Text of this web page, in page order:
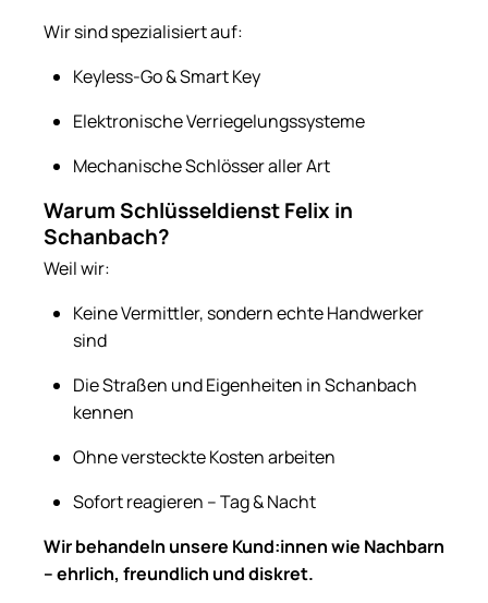
Wir sind spezialisiert auf:
Keyless-Go & Smart Key
Elektronische Verriegelungssysteme
Mechanische Schlösser aller Art
Warum Schlüsseldienst Felix in
Schanbach?
Weil wir:
Keine Vermittler, sondern echte Handwerker
sind
Die Straßen und Eigenheiten in Schanbach
kennen
Ohne versteckte Kosten arbeiten
Sofort reagieren – Tag & Nacht
Wir behandeln unsere Kund:innen wie Nachbarn
– ehrlich, freundlich und diskret.